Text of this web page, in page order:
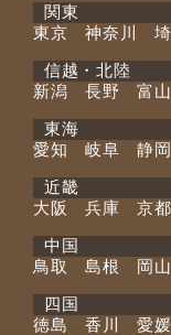
関東
東京 神奈川
信越・北陸
新潟 長野 富
東海
愛知 岐阜 静
近畿
大阪 兵庫 京
中国
鳥取 島根 岡
四国
徳島 香川 愛